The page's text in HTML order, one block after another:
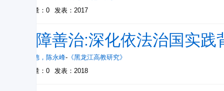
被引量：0
发表：2017
保障善治:深化依法治国实
刘从德 ， 陈永峰- 《黑龙江高教研究》
被引量：0
发表：2018